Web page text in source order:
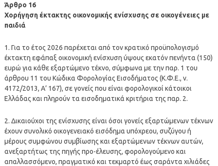
Άρθρο 16
Χορήγηση έκτακτης οικονομικής ενίσχυσης σε οικογένειες με
παιδιά
1. Για το έτος 2026 παρέχεται από τον κρατικό προϋπολογισμό
έκτακτη εφάπαξ οικονομική ενίσχυση ύψους εκατόν πενήντα (150)
ευρώ για κάθε εξαρτώμενο τέκνο, σύμφωνα με την παρ. 1 του
άρθρου 11 του Κώδικα Φορολογίας Εισοδήματος (Κ.Φ.Ε., ν.
4172/2013, Α’ 167), σε γονείς που είναι φορολογικοί κάτοικοι
Ελλάδας και πληρούν τα εισοδηματικά κριτήρια της παρ. 2.
2. Δικαιούχοι της ενίσχυσης είναι όσοι γονείς εξαρτώμενων τέκνων
έχουν συνολικό οικογενειακό εισόδημα υπόχρεου, συζύγου ή
μέρους συμφώνου συμβίωσης και εξαρτώμενων τέκνων αυτών,
ανεξαρτήτως της πηγής προ-έλευσης, φορολογούμενο και
απαλλασσόμενο, πραγματικό και τεκμαρτό έως σαράντα χιλιάδες